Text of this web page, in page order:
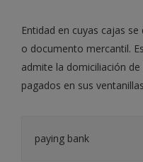
Entidad en cuyas cajas
o documento mercantil.
admite la domiciliación
pagados en sus
paying bank